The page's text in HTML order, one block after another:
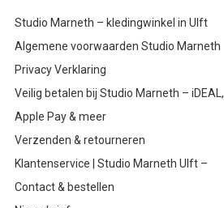
Studio Marneth – kledingwinkel in Ulft
Algemene voorwaarden Studio Marneth
Privacy Verklaring
Veilig betalen bij Studio Marneth – iDEAL,
Apple Pay & meer
Verzenden & retourneren
Klantenservice | Studio Marneth Ulft –
Contact & bestellen